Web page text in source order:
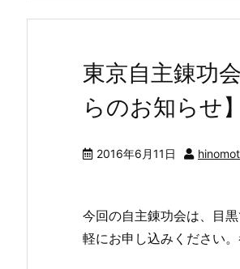
東京自主錬功
らのお知らせ】
2016年6月11日
今回の自主錬功会は、目
軽にお申し込みください